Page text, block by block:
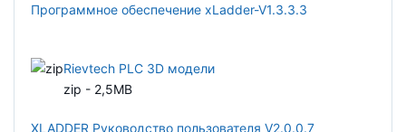
Программное обеспечение xLadder-V1.3.3.3
Rievtech PLC 3D модели
zip - 2,5MB
XLADDER Руководство пользователя V2.0.0.7